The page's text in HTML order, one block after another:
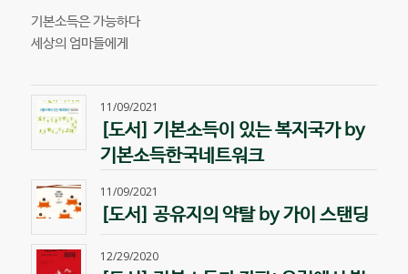
기본소득은 가능하다
세상의 엄마들에게
11/09/2021
[도서] 기본소득이 있는 복지국가 by
기본소득한국네트워크
11/09/2021
[도서] 공유지의 약탈 by 가이 스탠딩
12/29/2020